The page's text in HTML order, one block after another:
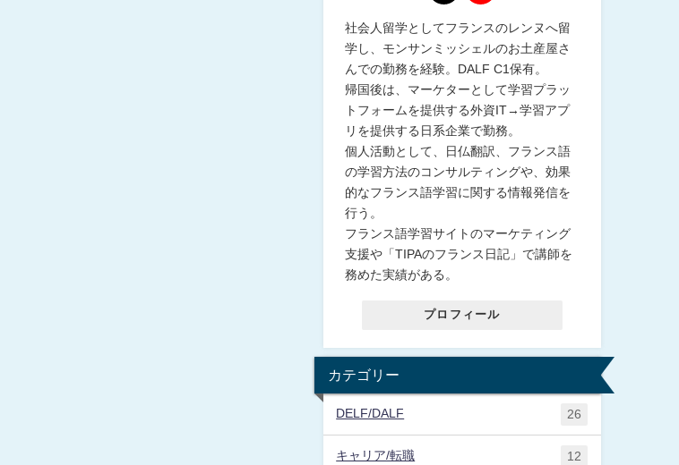
社会人留学としてフランスのレンヌへ留
学し、モンサンミッシェルのお土産屋さ
んでの勤務を経験。DALF C1保有。
帰国後は、マーケターとして学習プラッ
トフォームを提供する外資IT→学習アプ
リを提供する日系企業で勤務。
個人活動として、日仏翻訳、フランス語
の学習方法のコンサルティングや、効果
的なフランス語学習に関する情報発信を
行う。
フランス語学習サイトのマーケティング
支援や「TIPAのフランス日記」で講師を
務めた実績がある。
プロフィール
カテゴリー
DELF/DALF 26
キャリア/転職 12